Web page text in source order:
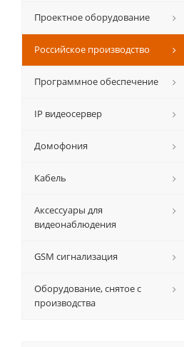
Проектное оборудование
Российское производство
Программное обеспечение
IP видеосервер
Домофония
Кабель
Аксессуары для
видеонаблюдения
GSM сигнализация
Оборудование, снятое с
производства